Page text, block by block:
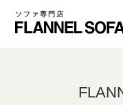
ソファ専門店